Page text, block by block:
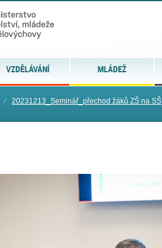
VZDĚLÁVÁNÍ MLÁDEŽ
⁄ 20231213_Seminář_přechod žáků ZŠ na SŠ